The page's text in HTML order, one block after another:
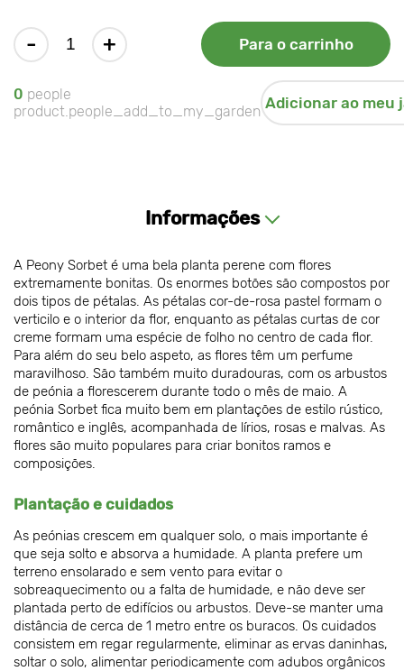
- + Para o carrinho
0 people
product.people_add_to_my_garden Adicionar ao meu
Informações
A Peony Sorbet é uma bela planta perene com flores
extremamente bonitas. Os enormes botões são compostos por
dois tipos de pétalas. As pétalas cor-de-rosa pastel formam o
verticilo e o interior da flor, enquanto as pétalas curtas de cor
creme formam uma espécie de folho no centro de cada flor.
Para além do seu belo aspeto, as flores têm um perfume
maravilhoso. São também muito duradouras, com os arbustos
de peónia a florescerem durante todo o mês de maio. A
peónia Sorbet fica muito bem em plantações de estilo rústico,
romântico e inglês, acompanhada de lírios, rosas e malvas. As
flores são muito populares para criar bonitos ramos e
composições.
Plantação e cuidados
As peónias crescem em qualquer solo, o mais importante é
que seja solto e absorva a humidade. A planta prefere um
terreno ensolarado e sem vento para evitar o
sobreaquecimento ou a falta de humidade, e não deve ser
plantada perto de edifícios ou arbustos. Deve-se manter uma
distância de cerca de 1 metro entre os buracos. Os cuidados
consistem em regar regularmente, eliminar as ervas daninhas,
soltar o solo, alimentar periodicamente com adubos orgânicos